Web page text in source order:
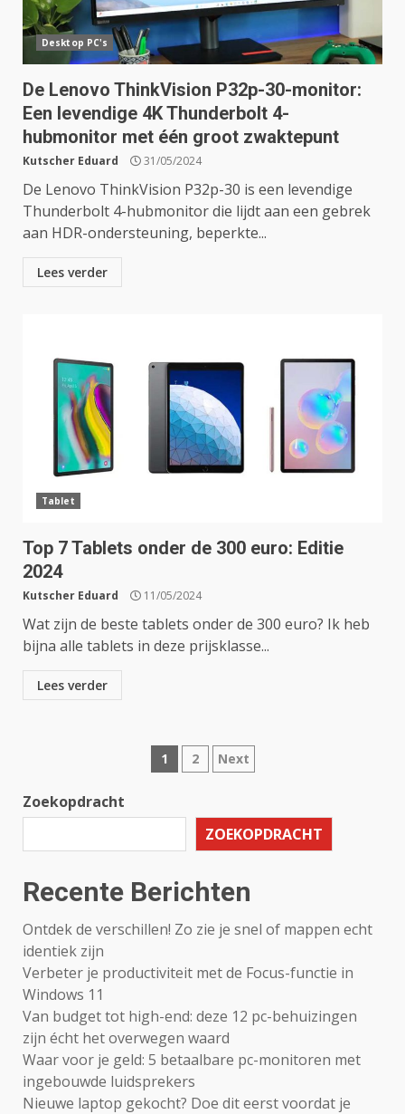
Desktop PC's
De Lenovo ThinkVision P32p-30-monitor:
Een levendige 4K Thunderbolt 4-
hubmonitor met één groot zwaktepunt
Kutscher Eduard 31/05/2024
De Lenovo ThinkVision P32p-30 is een levendige
Thunderbolt 4-hubmonitor die lijdt aan een gebrek
aan HDR-ondersteuning, beperkte...
Lees verder
Tablet
Top 7 Tablets onder de 300 euro: Editie
2024
Kutscher Eduard 11/05/2024
Wat zijn de beste tablets onder de 300 euro? Ik heb
bijna alle tablets in deze prijsklasse...
Lees verder
Berichten
1 2 Next
Zoekopdracht
ZOEKOPDRACHT
Recente Berichten
Ontdek de verschillen! Zo zie je snel of mappen echt
identiek zijn
Verbeter je productiviteit met de Focus-functie in
Windows 11
Van budget tot high-end: deze 12 pc-behuizingen
zijn écht het overwegen waard
Waar voor je geld: 5 betaalbare pc-monitoren met
ingebouwde luidsprekers
Nieuwe laptop gekocht? Doe dit eerst voordat je